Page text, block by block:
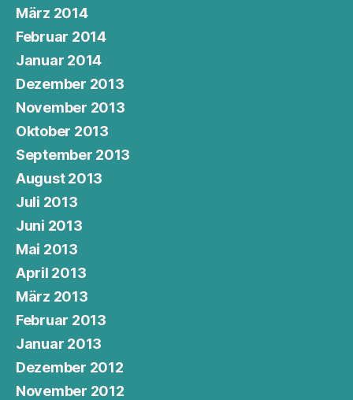
März 2014
Februar 2014
Januar 2014
Dezember 2013
November 2013
Oktober 2013
September 2013
August 2013
Juli 2013
Juni 2013
Mai 2013
April 2013
März 2013
Februar 2013
Januar 2013
Dezember 2012
November 2012